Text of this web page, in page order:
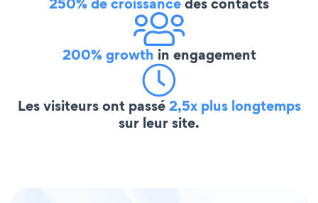
200% growth in engagement
Les visiteurs ont passé2,5x plus longtemps
sur leur site.